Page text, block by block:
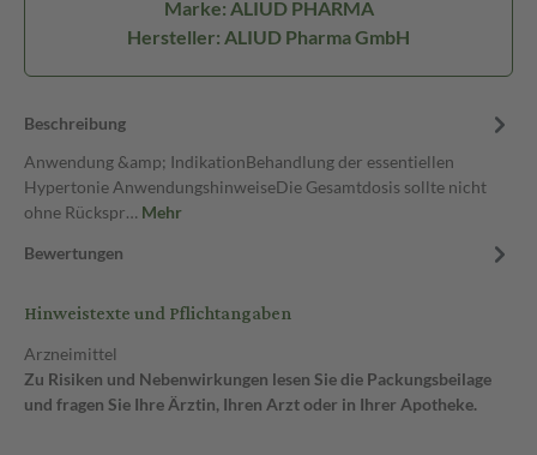
Marke: ALIUD PHARMA
Hersteller: ALIUD Pharma GmbH
Beschreibung
Anwendung &amp; IndikationBehandlung der essentiellen
Hypertonie AnwendungshinweiseDie Gesamtdosis sollte nicht
ohne Rückspr… Mehr
Bewertungen
Hinweistexte und Pflichtangaben
Arzneimittel
Zu Risiken und Nebenwirkungen lesen Sie die Packungsbeilage
und fragen Sie Ihre Ärztin, Ihren Arzt oder in Ihrer Apotheke.